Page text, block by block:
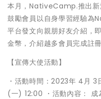
本月，NativeCamp.推出
鼓勵會員以自身學習經驗
平台發文向親朋好友介紹，
金幣，介紹越多會員完成註
【宣傳大使活動】
・活動時間：2023年 4月
(一) 12:00 ・活動內容：